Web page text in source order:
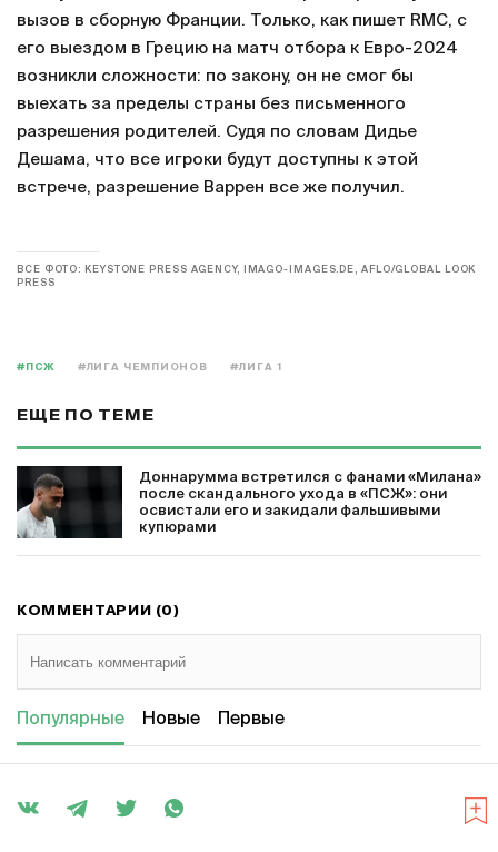
вызов в сборную Франции. Только, как пишет RMC, с
его выездом в Грецию на матч отбора к Евро-2024
возникли сложности: по закону, он не смог бы
выехать за пределы страны без письменного
разрешения родителей. Судя по словам Дидье
Дешама, что все игроки будут доступны к этой
встрече, разрешение Варрен все же получил.
ВСЕ ФОТО: KEYSTONE PRESS AGENCY, IMAGO-IMAGES.DE, AFLO/GLOBAL LOOK
PRESS
#ПСЖ #ЛИГА ЧЕМПИОНОВ #ЛИГА 1
ЕЩЕ ПО ТЕМЕ
Доннарумма встретился с фанами «Милана»
после скандального ухода в «ПСЖ»: они
освистали его и закидали фальшивыми
купюрами
КОММЕНТАРИИ (0)
Популярные Новые Первые